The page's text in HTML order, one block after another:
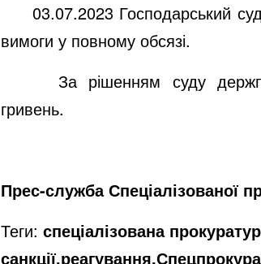
03.07.2023 Господарський суд
вимоги у повному обсязі.
За рішенням суду
Прес-служба Спеціалізованої
Теги: спеціалізована